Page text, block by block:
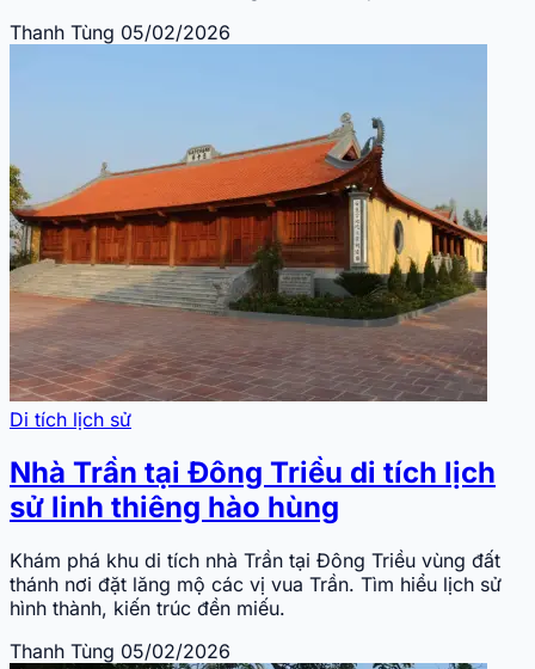
Thanh Tùng 05/02/2026
Di tích lịch sử
Nhà Trần tại Đông Triều di tích lịch
sử linh thiêng hào hùng
Khám phá khu di tích nhà Trần tại Đông Triều vùng đất
thánh nơi đặt lăng mộ các vị vua Trần. Tìm hiểu lịch sử
hình thành, kiến trúc đền miếu.
Thanh Tùng 05/02/2026